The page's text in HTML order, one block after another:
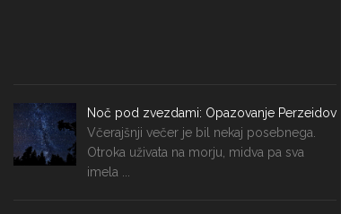
Noč pod zvezdami: Opazovanje Perzeidov
Včerajšnji večer je bil nekaj posebnega.
Otroka uživata na morju, midva pa sva
imela ...